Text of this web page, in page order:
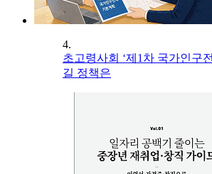
4.
초고령사회 ‘제1차 국가인구
길 정책은